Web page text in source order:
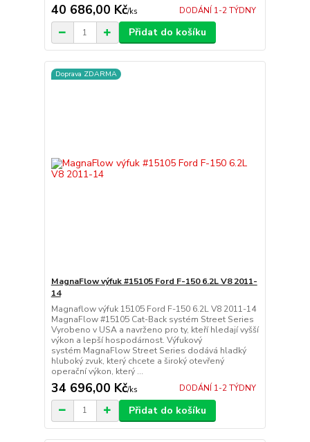
40 686,00 Kč/ks DODÁNÍ 1-2 TÝDNY
Přidat do košíku
Doprava ZDARMA
MagnaFlow výfuk #15105 Ford F-150 6.2L V8 2011-
14
Magnaflow výfuk 15105 Ford F-150 6.2L V8 2011-14
MagnaFlow #15105 Cat-Back systém Street Series
Vyrobeno v USA a navrženo pro ty, kteří hledají vyšší
výkon a lepší hospodárnost. Výfukový
systém MagnaFlow Street Series dodává hladký
hluboký zvuk, který chcete a široký otevřený
operační výkon, který ...
34 696,00 Kč/ks DODÁNÍ 1-2 TÝDNY
Přidat do košíku